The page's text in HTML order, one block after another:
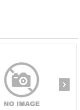
›